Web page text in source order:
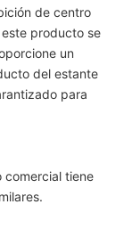
de centro
producto se
un
del estante
para
comercial tiene